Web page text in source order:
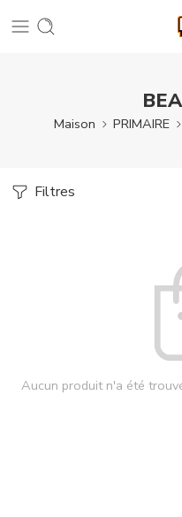
Maison PRIMAIRE
Filtres
Aucun produit n'a été